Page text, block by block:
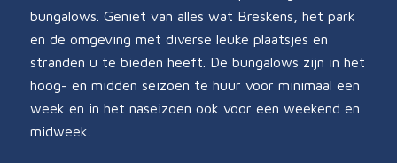
bungalows. Geniet van alles wat Breskens, het park
en de omgeving met diverse leuke plaatsjes en
stranden u te bieden heeft. De bungalows zijn in het
hoog- en midden seizoen te huur voor minimaal een
week en in het naseizoen ook voor een weekend en
midweek.